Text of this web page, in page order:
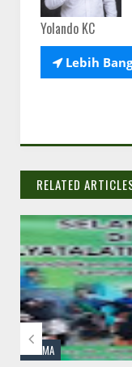
Yolando KC
Lebih
RELATED
AGAMA
